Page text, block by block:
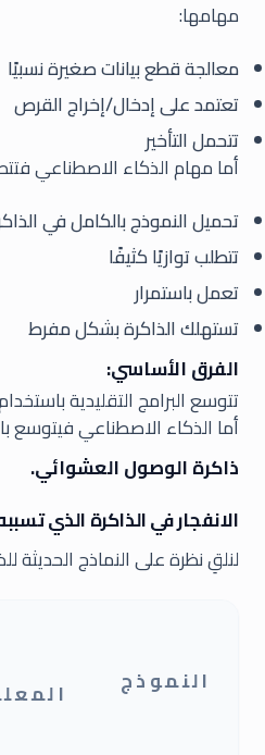
مهامها:
معالجة قطع بيانات صغيرة نسبيًا
تعتمد على إدخال/إخراج القرص
تتحمل التأخير
أما مهام الذكاء الاصطناعي
تحميل النموذج بالكامل في
تتطلب توازيًا كثيفًا
تعمل باستمرار
تستهلك الذاكرة بشكل مفرط
الفرق الأساسي:
تتوسع البرامج التقليدية
أما الذكاء الاصطناعي فيتوسع
ذاكرة الوصول العشوائي.
الانفجار في الذاكرة الذي
لنلقِ نظرة على النماذج الحديثة
النموذج